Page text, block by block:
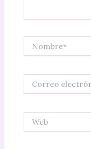
electrónico*